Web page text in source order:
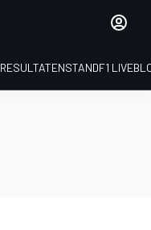
RESULTATENSTANDF1